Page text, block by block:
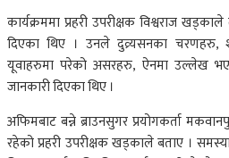
कार्यक्रममा प्रहरी उपरीक्षक विश्वराज
दिएका थिए । उनले दुव्र्यसनका चरणहरु,
यूवाहरुमा परेको असरहरु, ऐनमा उल्लेख
जानकारी दिएका थिए ।
अफिमबाट बन्ने ब्राउनसुगर प्रयोगकर्ता
रहेको प्रहरी उपरीक्षक खड्काले बताए ।